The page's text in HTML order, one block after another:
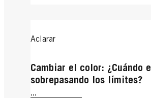
Aclarar
Cambiar el color: ¿Cuándo
sobrepasando los límites?
...